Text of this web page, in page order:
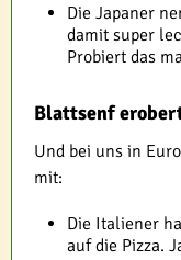
Die Japaner
damit super
Probiert das
Blattsenf
Und bei uns in
mit:
Die Italiener
auf die Pizza.